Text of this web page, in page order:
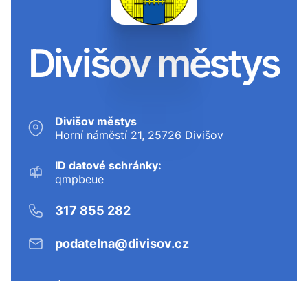
Divišov městys
Divišov městys
Horní náměstí 21, 25726 Divišov
ID datové schránky:
qmpbeue
317 855 282
podatelna@divisov.cz